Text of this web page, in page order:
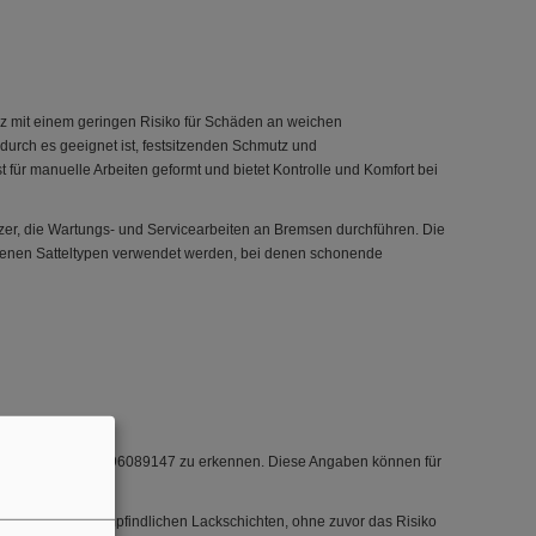
mit einem geringen Risiko für Schäden an weichen
es geeignet ist, festsitzenden Schmutz und
manuelle Arbeiten geformt und bietet Kontrolle und Komfort bei
die Wartungs- und Servicearbeiten an Bremsen durchführen. Die
Satteltypen verwendet werden, bei denen schonende
GTIN 4000896089147 zu erkennen. Diese Angaben können für
mit empfindlichen Lackschichten, ohne zuvor das Risiko